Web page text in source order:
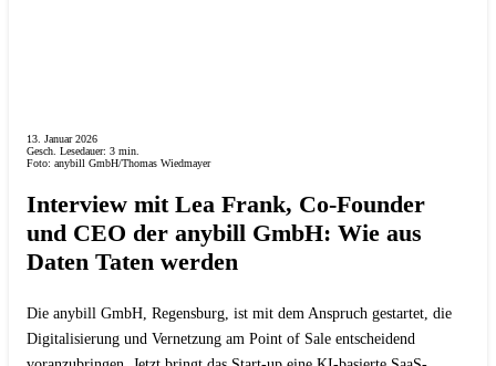
13. Januar 2026
Gesch. Lesedauer: 3 min.
Foto: anybill GmbH/Thomas Wiedmayer
Interview mit Lea Frank, Co-Founder
und CEO der anybill GmbH: Wie aus
Daten Taten werden
Die anybill GmbH, Regensburg, ist mit dem Anspruch gestartet, die
Digitalisierung und Vernetzung am Point of Sale entscheidend